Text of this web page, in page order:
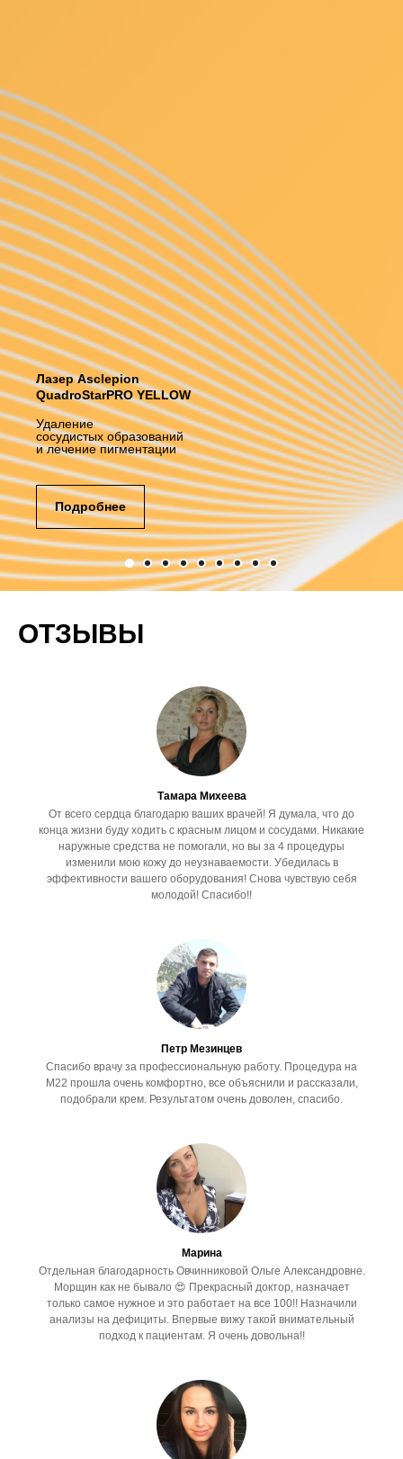
Лазер Asclepion
QuadroStarPRO YELLOW
Удаление
сосудистых образований
и лечение пигментации
Подробнее
ОТЗЫВЫ
Тамара Михеева
От всего сердца благодарю ваших врачей! Я думала, что до
конца жизни буду ходить с красным лицом и сосудами. Никакие
наружные средства не помогали, но вы за 4 процедуры
изменили мою кожу до неузнаваемости. Убедилась в
эффективности вашего оборудования! Снова чувствую себя
молодой! Спасибо!!
Петр Мезинцев
Спасибо врачу за профессиональную работу. Процедура на
М22 прошла очень комфортно, все объяснили и рассказали,
подобрали крем. Результатом очень доволен, спасибо.
Марина
Отдельная благодарность Овчинниковой Ольге Александровне.
Морщин как не бывало 😍 Прекрасный доктор, назначает
только самое нужное и это работает на все 100!! Назначили
анализы на дефициты. Впервые вижу такой внимательный
подход к пациентам. Я очень довольна!!